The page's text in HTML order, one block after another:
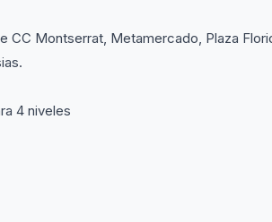
CC Montserrat, Metamercado, Plaza
4 niveles